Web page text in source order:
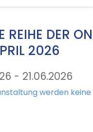
REIHE DER
2026
- 21.06.2026
werden